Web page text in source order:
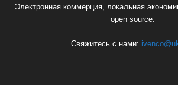
Электронная коммерция, локальная
open source.
Свяжитесь с нами: